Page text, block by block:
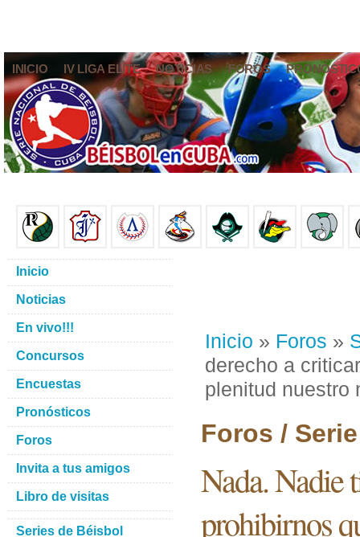
INICIO IV LIGA ELITE NOTICIAS FOROS
Inicio » Foros »
derecho a
plenitud nuestro
Foros /
Nada. Nadie
prohibirnos
Inicio
Noticias
En vivo!!!
Concursos
Encuestas
Pronósticos
Foros
Invita a tus amigos
Libro de visitas
Series de Béisbol